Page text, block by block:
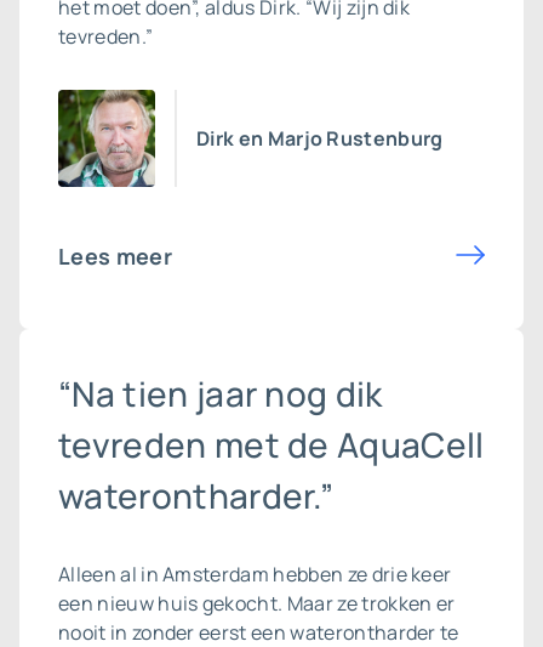
het moet doen”, aldus Dirk. “Wij zijn dik
tevreden.”
Dirk en Marjo Rustenburg
Lees meer
“Na tien jaar nog dik
tevreden met de AquaCell
waterontharder.”
Alleen al in Amsterdam hebben ze drie keer
een nieuw huis gekocht. Maar ze trokken er
nooit in zonder eerst een waterontharder te